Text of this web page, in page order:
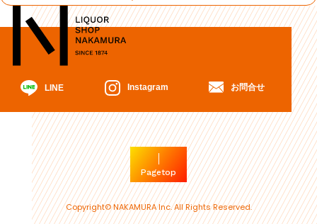
LINE Instagram お問合せ
Pagetop
Copyright© NAKAMURA Inc. All Rights Reserved.